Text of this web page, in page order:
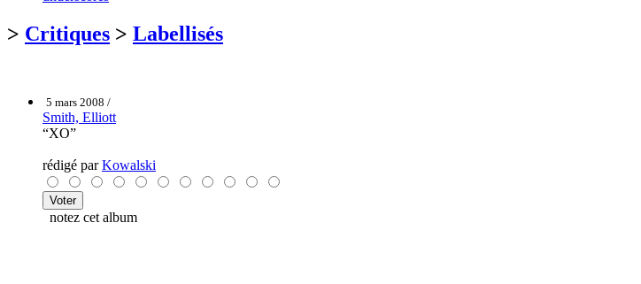
> Critiques > Labellisés
5 mars 2008 /
Smith, Elliott
“XO”
rédigé parKowalski
notez cet album